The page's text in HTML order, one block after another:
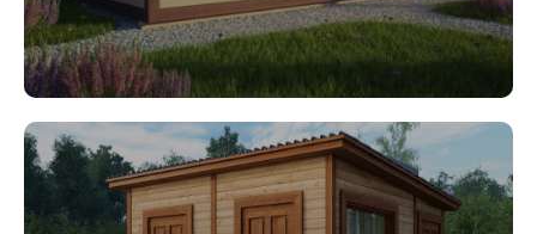
продаж, штаб строительства, общежитие,
магазин и тд. Так же наша компания
производит готовые переводные конструкции:
блок контейнеры, металлические бытовки,
сантехнические, посты охраны, КПП, бытовки
деревянные. Располагается наше производство
в Раменском районе, благодаря чему выгодное
территориальное расположение позволяет